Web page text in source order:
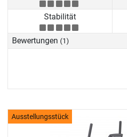
Stabilität
Bewertungen (1)
Ausstellungsstück